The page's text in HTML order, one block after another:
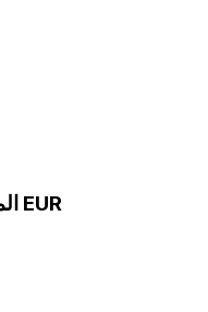
المزيد من الرسوم البيانية المباشرة EUR